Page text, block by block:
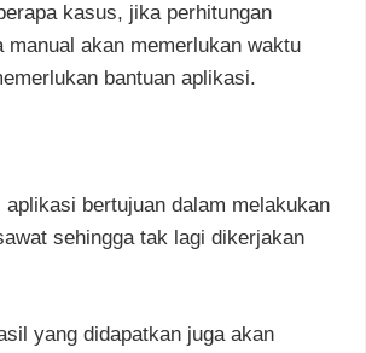
kasus, jika perhitungan
manual akan memerlukan waktu
bantuan aplikasi.
aplikasi bertujuan dalam melakukan
sehingga tak lagi dikerjakan
yang didapatkan juga akan